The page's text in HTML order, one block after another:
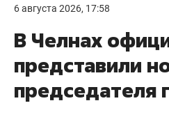
6 августа 2026, 17:58
В Челнах
представили
председателя